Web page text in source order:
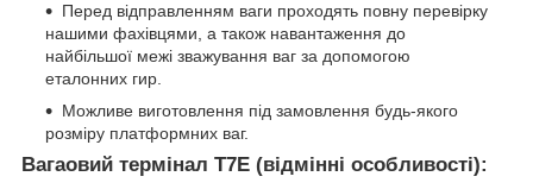
Перед відправленням ваги проходять повну перевірку
нашими фахівцями, а також навантаження до
найбільшої межі зважування ваг за допомогою
еталонних гир.
Можливе виготовлення під замовлення будь-якого
розміру платформних ваг.
Вагаовий термінал T7E (відмінні особливості):